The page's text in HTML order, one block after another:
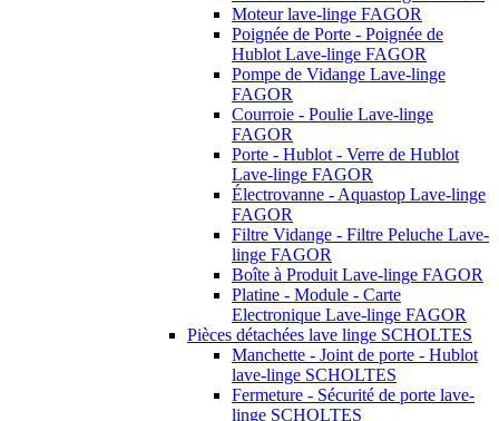
Moteur lave-linge FAGOR
Poignée de Porte - Poignée de
Hublot Lave-linge FAGOR
Pompe de Vidange Lave-linge
FAGOR
Courroie - Poulie Lave-linge
FAGOR
Porte - Hublot - Verre de Hublot
Lave-linge FAGOR
Électrovanne - Aquastop Lave-linge
FAGOR
Filtre Vidange - Filtre Peluche Lave-
linge FAGOR
Boîte à Produit Lave-linge FAGOR
Platine - Module - Carte
Electronique Lave-linge FAGOR
Pièces détachées lave linge SCHOLTES
Manchette - Joint de porte - Hublot
lave-linge SCHOLTES
Fermeture - Sécurité de porte lave-
linge SCHOLTES